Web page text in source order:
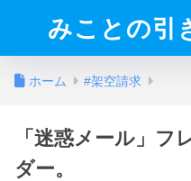
みことの引
ホーム #架空請求
「迷惑メール」フ
ダー。